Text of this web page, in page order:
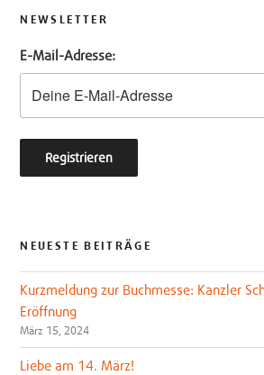
NEWSLETTER
E-Mail-Adresse:
NEUESTE BEITRÄGE
Kurzmeldung zur Buchmesse: Kanzler
Eröffnung
März 15, 2024
Liebe am 14. März!